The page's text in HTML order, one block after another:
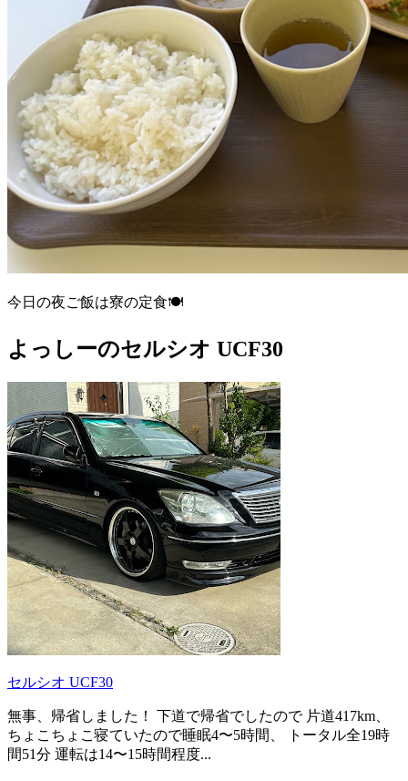
今日の夜ご飯は寮の定食🍽️
よっしーのセルシオ UCF30
セルシオ UCF30
無事、帰省しました！ 下道で帰省でしたので 片道417km、
ちょこちょこ寝ていたので睡眠4〜5時間、 トータル全19時
間51分 運転は14〜15時間程度...